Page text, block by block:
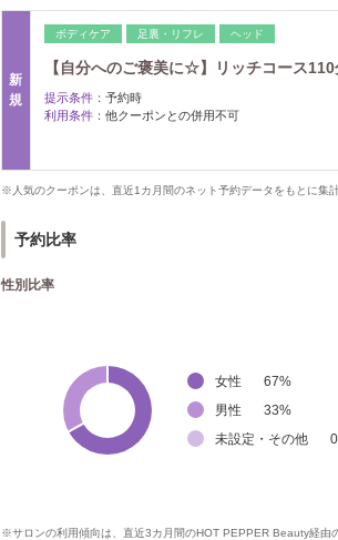
新
規
ボディケア 足裏・リフレ ヘッド
【自分へのご褒美に☆】リッチコース
提示条件： 予約時
利用条件： 他クーポンとの併用不可
※人気のクーポンは、直近1カ月間のネット予約データをもとに集計
予約比率
性別比率
女性 67%
男性
33%
未設定・その他
0
※サロンの利用傾向は、直近3カ月間のHOT PEPPER Beauty経由